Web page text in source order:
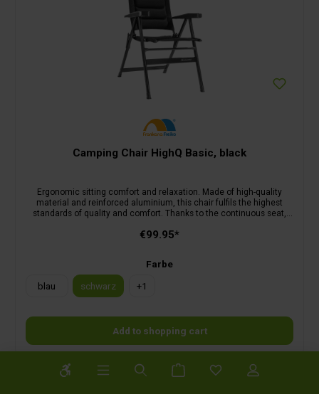
Camping Chair HighQ Basic, black
Ergonomic sitting comfort and relaxation. Made of high-quality
material and reinforced aluminium, this chair fulfils the highest
standards of quality and comfort. Thanks to the continuous seat,
paired with ergonomically shaped padding and armrests, allows you
€99.95*
Farbe
blau
schwarz +1
Add to shopping cart